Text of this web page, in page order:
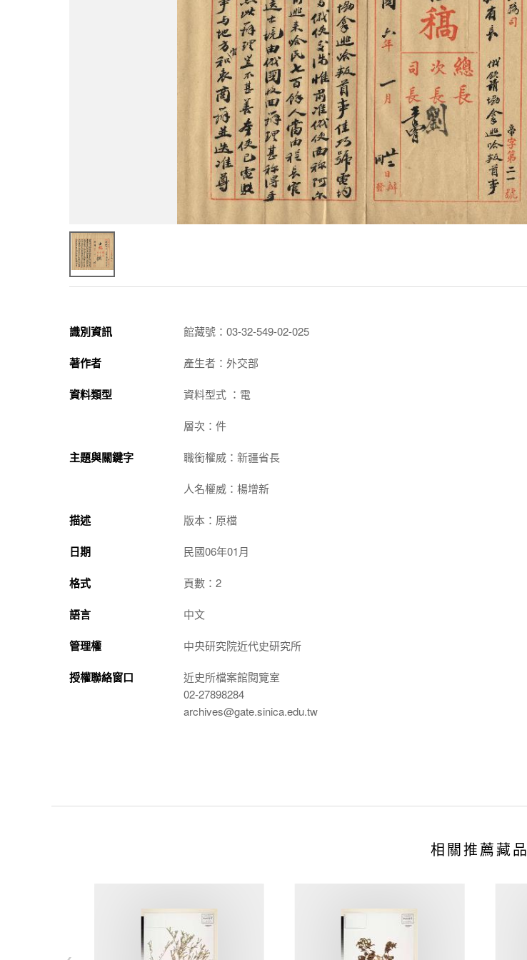
識別資訊 館藏號：03-32-549-02-025
著作者 產生者：外交部
資料類型 資料型式 ：電
層次：件
主題與關鍵字 職銜權威：新疆省長
人名權威：楊增新
描述 版本：原檔
日期 民國06年01月
格式 頁數：2
語言 中文
管理權 中央研究院近代史研究所
授權聯絡窗口
近史所檔案館閱覽室
02-27898284
archives@gate.sinica.edu.tw
相關推薦藏品